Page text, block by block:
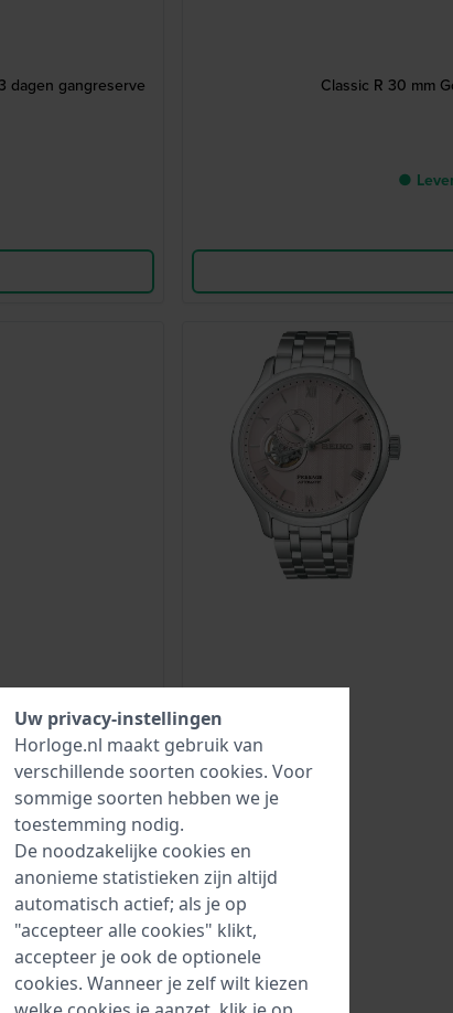
dagen gangreserve
Classic R 30 mm
●
Uw privacy-instellingen
Horloge.nl maakt gebruik van
verschillende soorten cookies. Voor
sommige soorten hebben we je
toestemming nodig.
De noodzakelijke cookies en
anonieme statistieken zijn altijd
automatisch actief; als je op
"accepteer alle cookies" klikt,
accepteer je ook de optionele
cookies. Wanneer je zelf wilt kiezen